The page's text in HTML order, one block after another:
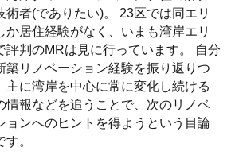
術者(でありたい)。 23区では同エリ
か居住経験がなく、いまも湾岸エリ
評判のMRは見に行っています。 自分
築リノベーション経験を振り返りつ
主に湾岸を中心に常に変化し続ける
情報などを追うことで、次のリノベ
ョンへのヒントを得ようという目論
す。